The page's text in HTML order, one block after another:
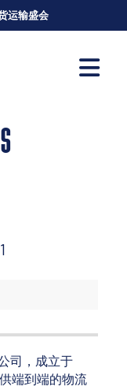
运输盛会
司，成立于
端到端的物流